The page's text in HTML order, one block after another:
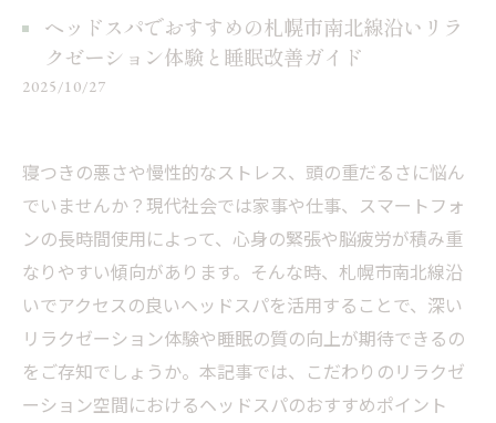
ヘッドスパでおすすめの札幌市南北線沿いリラ
クゼーション体験と睡眠改善ガイド
2025/10/27
寝つきの悪さや慢性的なストレス、頭の重だるさに悩ん
でいませんか？現代社会では家事や仕事、スマートフォ
ンの長時間使用によって、心身の緊張や脳疲労が積み重
なりやすい傾向があります。そんな時、札幌市南北線沿
いでアクセスの良いヘッドスパを活用することで、深い
リラクゼーション体験や睡眠の質の向上が期待できるの
をご存知でしょうか。本記事では、こだわりのリラクゼ
ーション空間におけるヘッドスパのおすすめポイント